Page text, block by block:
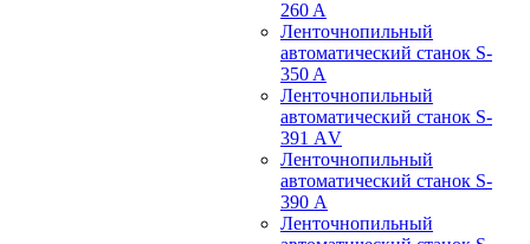
260 A
Ленточнопильный
автоматический станок S-
350 A
Ленточнопильный
автоматический станок S-
391 АV
Ленточнопильный
автоматический станок S-
390 А
Ленточнопильный